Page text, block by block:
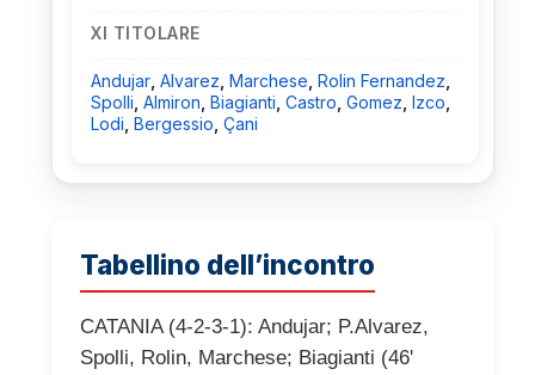
XI TITOLARE
Andujar Alvarez Marchese Rolin Fernandez
Spolli Almiron Biagianti Castro Gomez Izco
Lodi Bergessio Çani
Tabellino dell’incontro
CATANIA (4-2-3-1): Andujar; P.Alvarez,
Spolli, Rolin, Marchese; Biagianti (46'